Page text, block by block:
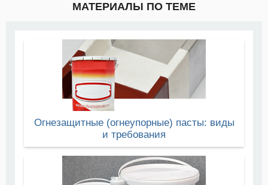
МАТЕРИАЛЫ ПО ТЕМЕ
Огнезащитные (огнеупорные) пасты: виды
и требования